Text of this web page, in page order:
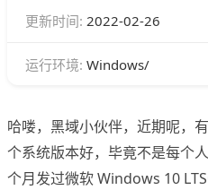
更新时间: 2022-02-26
运行环境: Windows/
哈喽，黑域小伙伴，近期呢，
个系统版本好，毕竟不是每个
个月发过微软 Windows 10